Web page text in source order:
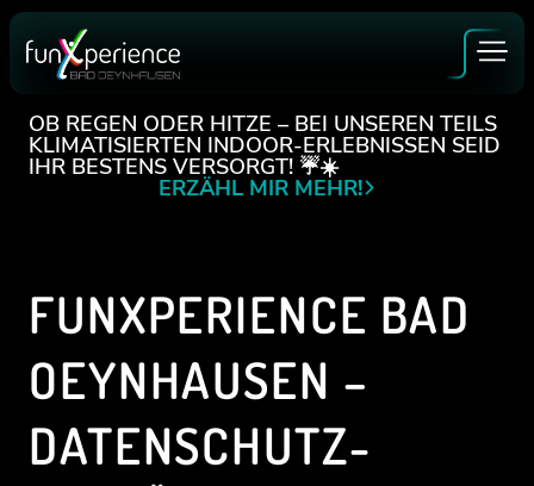
Zum
Inhalt
springen
OB REGEN ODER HITZE – BEI UNSEREN TEILS
KLIMATISIERTEN INDOOR-ERLEBNISSEN SEID
IHR BESTENS VERSORGT! ☔️☀️
ERZÄHL MIR MEHR!
ALLE ERLEBNISSE
FUNXPERIENCE BAD
OEYNHAUSEN –
DATENSCHUTZ­